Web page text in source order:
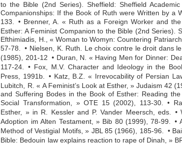
to the Bible (2nd Series). Sheffield: Sheffield
Companionships: If the Book of Ruth were Written by a
133. • Brenner, A. « Ruth as a Foreign Worker and
Esther: A Feminist Companion to the Bible (2nd Series).
Efthimiadis, H., « Woman to Womyn: Countering
57-78. • Nielsen, K. Ruth. Le choix contre le droit dans
(1985), 201-12 • Duran, N. « Having Men for Dinner:
117-24. • Fox, M.V. Character and Ideology in the
Press, 1991b. • Katz, B.Z. « Irrevocability of Persian
Lubitch, R. « A Feminist’s Look at Esther, » Judaism 42
and Suffering Bodes in the Book of Esther: Reading
Social Transformation, » OTE 15 (2002), 113-30. •
Esther, » in R. Kessler and P. Vander Meersch, eds.
Adoption im Alten Testament, » Bib 80 (1999), 78-99.
Method of Vestigial Motifs, » JBL 85 (1966), 185-96. •
Bible: Bedouin law explains reaction to rape of Dinah, »